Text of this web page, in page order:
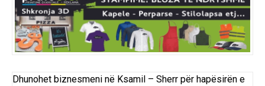
Dhunohet biznesmeni në Ksamil – Sherr për hapësirën e